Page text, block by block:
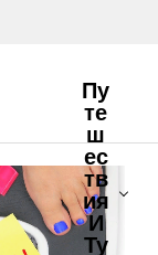
Пу
Те
Ш
Ес
Тв
Ия
И